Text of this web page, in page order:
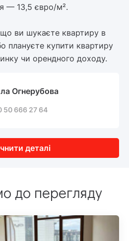
— 13,5 євро/м².
ви шукаєте квартиру в
плануєте купити квартиру
чи орендного доходу.
Огнерубова
50 666 27 64
деталі
до перегляду